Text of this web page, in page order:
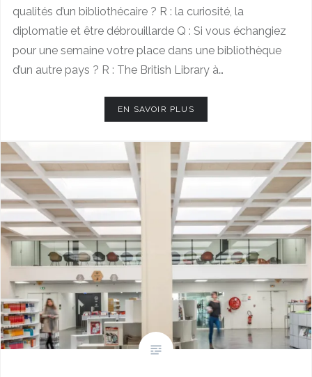
qualités d’un bibliothécaire ? R : la curiosité, la
diplomatie et être débrouillarde Q : Si vous échangiez
pour une semaine votre place dans une bibliothèque
d’un autre pays ? R : The British Library à…
EN SAVOIR PLUS